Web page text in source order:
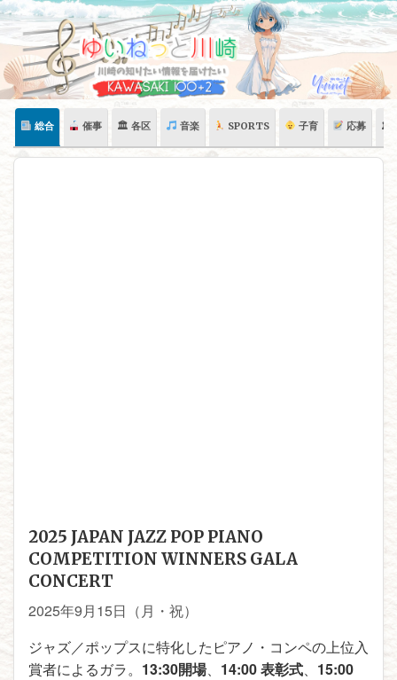
Skip
content
総合 催事 🏛 各区 音楽 SPORTS 子育 応募 🏛
2025 JAPAN JAZZ POP PIANO
COMPETITION WINNERS GALA
CONCERT
2025年9月15日（月・祝）
ジャズ／ポップスに特化したピアノ・コンペの上位入
賞者によるガラ。 13:30開場、 14:00 表彰式、 15:00